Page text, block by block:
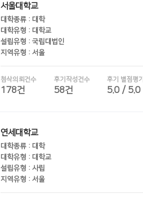
서울대학교
대학종류 : 대학
대학유형 : 대학교
설립유형 : 국립대법인
지역유형 : 서울
첨삭의뢰건수
178건
후기작성건수
58건
후기 별점평
5.0 / 5.0
연세대학교
대학종류 : 대학
대학유형 : 대학교
설립유형 : 사립
지역유형 : 서울